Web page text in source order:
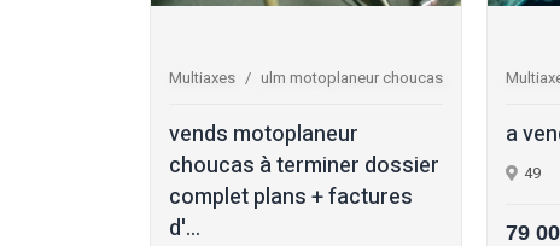
Multiaxes ulm motoplaneur choucas
vends motoplaneur
choucas à terminer dossier
complet plans + factures
d'...
a
49
79